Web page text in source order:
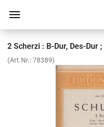
2 Scher­zi : B-Dur, Des-​Dur
(Art.Nr.:78389)